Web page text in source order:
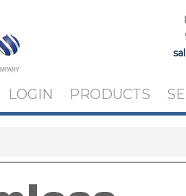
LOGIN PRODUCTS